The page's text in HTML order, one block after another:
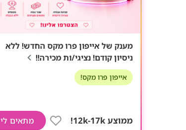
מענק של אייפון פרו מקס החדש! ללא
ניסיון קודם! נציגי/ות מכירה!!
אייפון פרו מקס!
ממוצע 12k-17k! מתאים לי